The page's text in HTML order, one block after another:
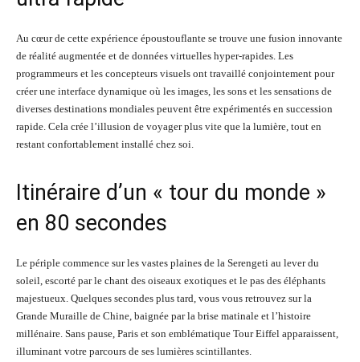
Au cœur de cette expérience époustouflante se trouve une fusion innovante
de réalité augmentée et de données virtuelles hyper-rapides. Les
programmeurs et les concepteurs visuels ont travaillé conjointement pour
créer une interface dynamique où les images, les sons et les sensations de
diverses destinations mondiales peuvent être expérimentés en succession
rapide. Cela crée l’illusion de voyager plus vite que la lumière, tout en
restant confortablement installé chez soi.
Itinéraire d’un « tour du monde »
en 80 secondes
Le périple commence sur les vastes plaines de la Serengeti au lever du
soleil, escorté par le chant des oiseaux exotiques et le pas des éléphants
majestueux. Quelques secondes plus tard, vous vous retrouvez sur la
Grande Muraille de Chine, baignée par la brise matinale et l’histoire
millénaire. Sans pause, Paris et son emblématique Tour Eiffel apparaissent,
illuminant votre parcours de ses lumières scintillantes.